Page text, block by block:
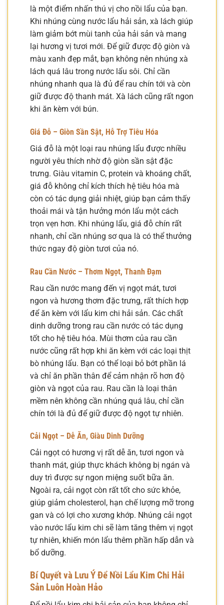
là một điểm nhấn thú vị cho nồi lẩu của bạn.
Khi nhúng cùng nước lẩu hải sản, xà lách giúp
làm giảm bớt mùi tanh của hải sản và mang
lại hương vị tươi mới. Để giữ được độ giòn và
màu xanh đẹp mắt, bạn không nên nhúng xà
lách quá lâu trong nước lẩu sôi. Chỉ cần
nhúng nhanh qua là đủ để rau chín tới và còn
giữ được độ thanh mát. Xà lách cũng rất ngon
khi ăn kèm với bún.
Giá Đỗ – Giòn Sần Sật, Hỗ Trợ Tiêu Hóa
Giá đỗ là một loại rau nhúng lẩu được nhiều
người yêu thích nhờ độ giòn sần sật đặc
trưng. Giàu vitamin C, protein và khoáng chất,
giá đỗ không chỉ kích thích hệ tiêu hóa mà
còn có tác dụng giải nhiệt, giúp bạn cảm thấy
thoải mái và tận hưởng món lẩu một cách
trọn vẹn hơn. Khi nhúng lẩu, giá đỗ chín rất
nhanh, chỉ cần nhúng sơ qua là có thể thưởng
thức ngay độ giòn tươi của nó.
Rau Cần Nước – Thơm Ngọt, Thanh Đạm
Rau cần nước mang đến vị ngọt mát, tươi
ngon và hương thơm đặc trưng, rất thích hợp
để ăn kèm với lẩu kim chi hải sản. Các chất
dinh dưỡng trong rau cần nước có tác dụng
tốt cho hệ tiêu hóa. Mùi thơm của rau cần
nước cũng rất hợp khi ăn kèm với các loại thịt
bò nhúng lẩu. Bạn có thể loại bỏ bớt phần lá
và chỉ ăn phần thân để cảm nhận rõ hơn độ
giòn và ngọt của rau. Rau cần là loại thân
mềm nên không cần nhúng quá lâu, chỉ cần
chín tới là đủ để giữ được độ ngọt tự nhiên.
Cải Ngọt – Dễ Ăn, Giàu Dinh Dưỡng
Cải ngọt có hương vị rất dễ ăn, tươi ngon và
thanh mát, giúp thực khách không bị ngán và
duy trì được sự ngon miệng suốt bữa ăn.
Ngoài ra, cải ngọt còn rất tốt cho sức khỏe,
giúp giảm cholesterol, hạn chế lượng mỡ trong
gan và có lợi cho xương khớp. Nhúng cải ngọt
vào nước lẩu kim chi sẽ làm tăng thêm vị ngọt
tự nhiên, khiến món lẩu thêm phần hấp dẫn và
bổ dưỡng.
Bí Quyết và Lưu Ý Để Nồi Lẩu Kim Chi Hải
Sản Luôn Hoàn Hảo